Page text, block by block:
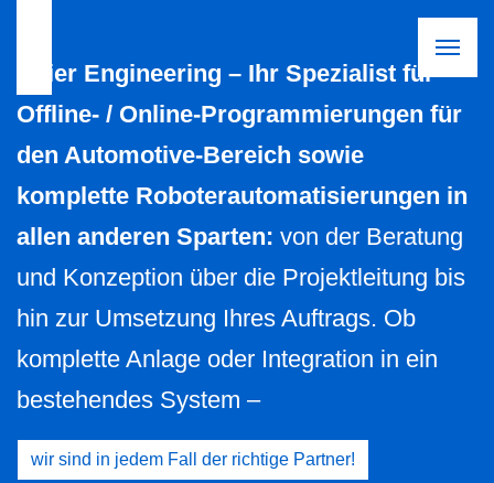
Baier Engineering – Ihr Spezialist für
Offline- / Online-Programmierungen für
den Automotive-Bereich sowie
komplette Roboterautomatisierungen in
allen anderen Sparten: von der Beratung
und Konzeption über die Projektleitung bis
hin zur Umsetzung Ihres Auftrags. Ob
komplette Anlage oder Integration in ein
bestehendes System –
wir sind in jedem Fall der richtige Partner!